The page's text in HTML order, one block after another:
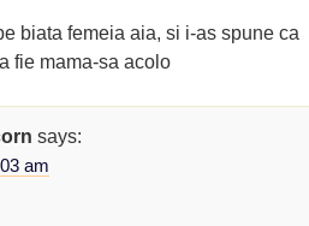
biata femeia aia, si i-as spune ca
fie mama-sa acolo
says:
am